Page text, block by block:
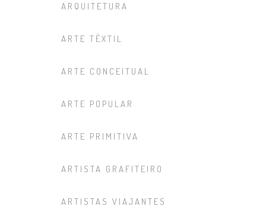
ARQUITETURA
ARTE TÊXTIL
ARTE CONCEITUAL
ARTE POPULAR
ARTE PRIMITIVA
ARTISTA GRAFITEIRO
ARTISTAS VIAJANTES